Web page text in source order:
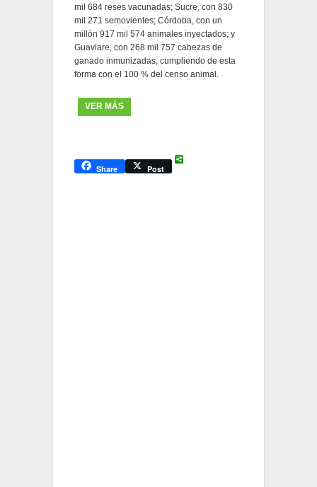
mil 684 reses vacunadas; Sucre, con 830
mil 271 semovientes; Córdoba, con un
millón 917 mil 574 animales inyectados; y
Guaviare, con 268 mil 757 cabezas de
ganado inmunizadas, cumpliendo de esta
forma con el 100 % del censo animal.
VER MÁS
Share Post